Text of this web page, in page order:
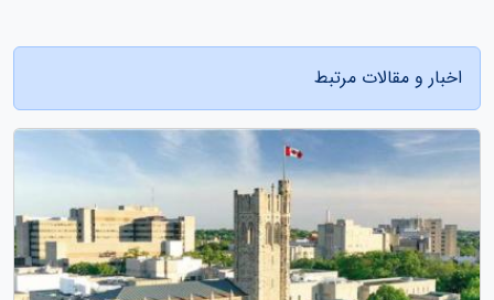
اخبار و مقالات مرتبط